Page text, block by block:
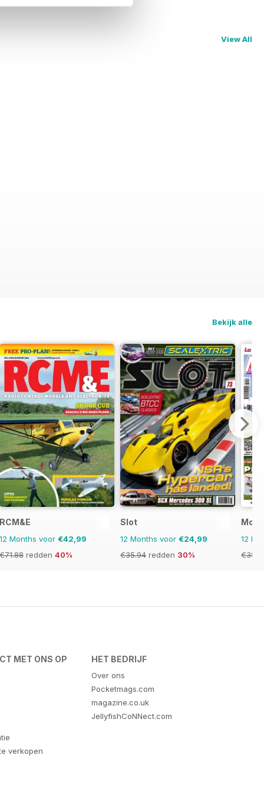
View All
Bekijk alle
World
RCM&E
12 Months voor €42,99
€71.88 redden 40%
Slot
12 Months voor €24,99
€35.94 redden 30%
12
MET ONS OP
verkopen
HET BEDRIJF
Over ons
Pocketmags.com
magazine.co.uk
JellyfishCoNNect.com